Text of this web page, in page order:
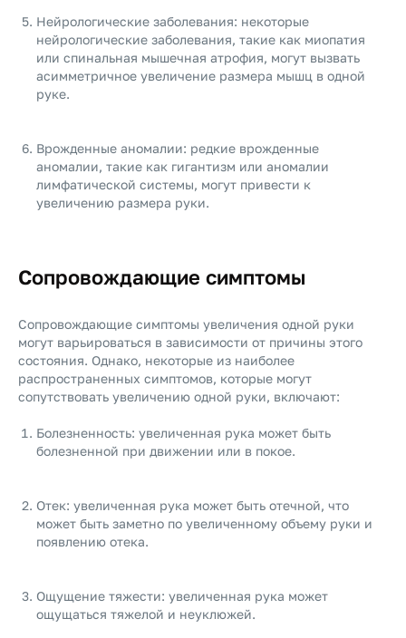
Нейрологические заболевания: некоторые
нейрологические заболевания, такие как миопатия
или спинальная мышечная атрофия, могут вызвать
асимметричное увеличение размера мышц в одной
руке.
Врожденные аномалии: редкие врожденные
аномалии, такие как гигантизм или аномалии
лимфатической системы, могут привести к
увеличению размера руки.
Сопровождающие симптомы
Сопровождающие симптомы увеличения одной руки
могут варьироваться в зависимости от причины этого
состояния. Однако, некоторые из наиболее
распространенных симптомов, которые могут
сопутствовать увеличению одной руки, включают:
Болезненность: увеличенная рука может быть
болезненной при движении или в покое.
Отек: увеличенная рука может быть отечной, что
может быть заметно по увеличенному объему руки и
появлению отека.
Ощущение тяжести: увеличенная рука может
ощущаться тяжелой и неуклюжей.